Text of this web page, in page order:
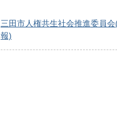
三田市人権共生社会推進委員
報)